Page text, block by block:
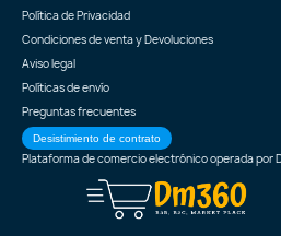
Política de Privacidad
Condiciones de venta y Devoluciones
Aviso legal
Políticas de envío
Preguntas frecuentes
Desistimiento de contrato
Plataforma de comercio electrónico operada por